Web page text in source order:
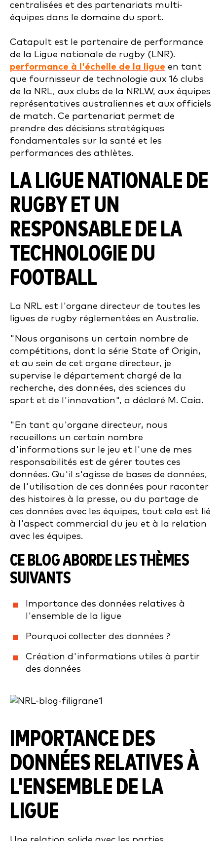
centralisées et des partenariats multi-
équipes dans le domaine du sport.
Catapult est le partenaire de performance
de la Ligue nationale de rugby (LNR).
performance à l'échelle de la ligue en tant
que fournisseur de technologie aux 16 clubs
de la NRL, aux clubs de la NRLW, aux équipes
représentatives australiennes et aux officiels
de match. Ce partenariat permet de
prendre des décisions stratégiques
fondamentales sur la santé et les
performances des athlètes.
LA LIGUE NATIONALE DE
RUGBY ET UN
RESPONSABLE DE LA
TECHNOLOGIE DU
FOOTBALL
La NRL est l'organe directeur de toutes les
ligues de rugby réglementées en Australie.
"Nous organisons un certain nombre de
compétitions, dont la série State of Origin,
et au sein de cet organe directeur, je
supervise le département chargé de la
recherche, des données, des sciences du
sport et de l'innovation", a déclaré M. Caia.
"En tant qu'organe directeur, nous
recueillons un certain nombre
d'informations sur le jeu et l'une de mes
responsabilités est de gérer toutes ces
données. Qu'il s'agisse de bases de données,
de l'utilisation de ces données pour raconter
des histoires à la presse, ou du partage de
ces données avec les équipes, tout cela est lié
à l'aspect commercial du jeu et à la relation
avec les équipes.
CE BLOG ABORDE LES THÈMES
SUIVANTS
Importance des données relatives à
l'ensemble de la ligue
Pourquoi collecter des données ?
Création d'informations utiles à partir
des données
IMPORTANCE DES
DONNÉES RELATIVES À
L'ENSEMBLE DE LA
LIGUE